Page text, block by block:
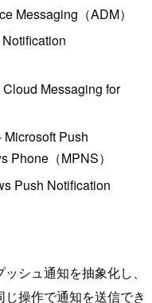
Messaging（ADM）
Messaging for
Push
Phone（MPNS）
Push Notification
シュ通知を抽象化し、
操作で通知を送信でき